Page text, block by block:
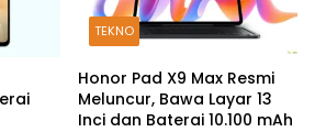
TEKNO
Honor Pad X9 Max Resmi
Meluncur, Bawa Layar 13
Inci dan Baterai 10.100 mAh